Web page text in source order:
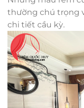
thường chú trọng
chi tiết cầu kỳ.